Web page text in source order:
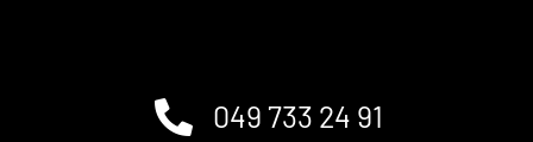
049 733 24 91